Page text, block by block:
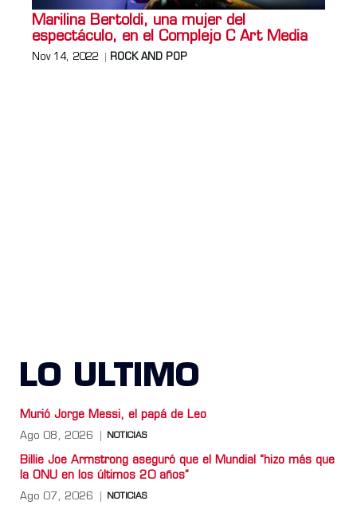
Marilina Bertoldi, una mujer del
espectáculo, en el Complejo C Art Media
Nov 14, 2022 ROCK AND POP
LO ULTIMO
Murió Jorge Messi, el papá de Leo
Ago 08, 2026 NOTICIAS
Billie Joe Armstrong aseguró que el Mundial “hizo más que
la ONU en los últimos 20 años”
Ago 07, 2026 NOTICIAS